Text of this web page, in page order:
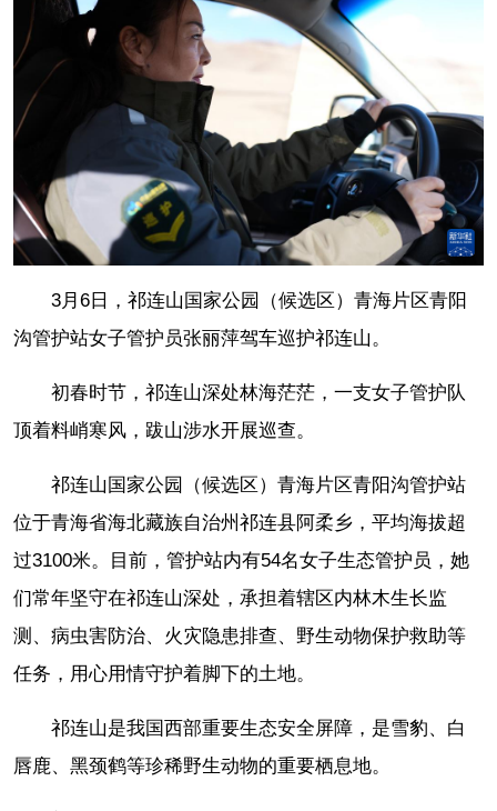
3月6日，祁连山国家公园（候选区）青海片区青阳
沟管护站女子管护员张丽萍驾车巡护祁连山。
初春时节，祁连山深处林海茫茫，一支女子管护队
顶着料峭寒风，跋山涉水开展巡查。
祁连山国家公园（候选区）青海片区青阳沟管护站
位于青海省海北藏族自治州祁连县阿柔乡，平均海拔超
过3100米。目前，管护站内有54名女子生态管护员，她
们常年坚守在祁连山深处，承担着辖区内林木生长监
测、病虫害防治、火灾隐患排查、野生动物保护救助等
任务，用心用情守护着脚下的土地。
祁连山是我国西部重要生态安全屏障，是雪豹、白
唇鹿、黑颈鹤等珍稀野生动物的重要栖息地。